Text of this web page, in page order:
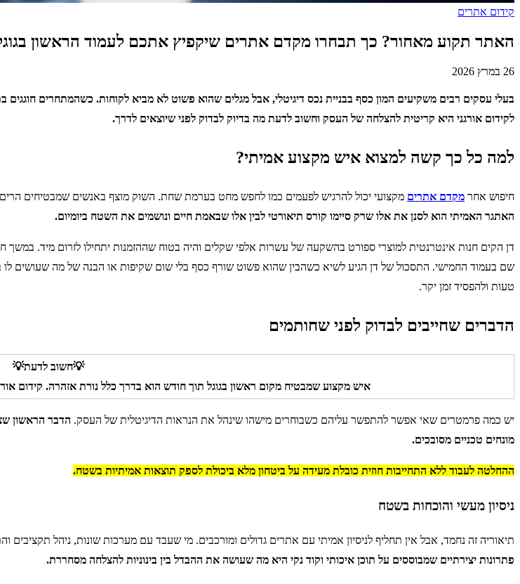
קידום אתרים
האתר תקוע מאחור? כך תבחרו מקדם אתרים שיקפיץ אתכם לעמוד הראשון
26 במרץ 2026
בעלי עסקים רבים משקיעים המון כסף בבניית נכס דיגיטלי, אבל מגלים שהוא פשוט לא מביא לקוחות. כשהמתחרים
לקידום אורגני היא קריטית להצלחה של העסק וחשוב לדעת מה בדיוק לבדוק לפני שיוצאים לדרך.
למה כל כך קשה למצוא איש מקצוע אמיתי?
חיפוש אחר מקדם אתרים מקצועי יכול להרגיש לפעמים כמו לחפש מחט בערמת שחת. השוק מוצף באנשים שמבטיחים
האתגר האמיתי הוא לסנן את אלו שרק סיימו קורס תיאורטי לבין אלו שבאמת חיים ונושמים את השטח ביומיום.
דן הקים חנות אינטרנטית למוצרי ספורט בהשקעה של עשרות אלפי שקלים והיה בטוח שההזמנות יתחילו לזרום מיד.
שם בעמוד החמישי. התסכול של דן הגיע לשיא כשהבין שהוא פשוט שורף כסף בלי שום שקיפות או הבנה של מה שעושים
טעות ולהפסיד זמן יקר.
הדברים שחייבים לבדוק לפני שחותמים
💡חשוב לדעת💡
איש מקצוע שמבטיח מקום ראשון בגוגל תוך חודש הוא בדרך כלל נורת אזהרה. קידום
יש כמה פרמטרים שאי אפשר להתפשר עליהם כשבוחרים מישהו שינהל את הנראות הדיגיטלית של העסק. הדבר הראשון
מונחים טכניים מסובכים.
ההחלטה לעבוד ללא התחייבות חוזית כובלת מעידה על ביטחון מלא ביכולת לספק תוצאות אמיתיות בשטח.
ניסיון מעשי והוכחות בשטח
תיאוריה זה נחמד, אבל אין תחליף לניסיון אמיתי עם אתרים גדולים ומורכבים. מי שעבד עם מערכות שונות, ניהל תקציבים
פתרונות יצירתיים שמבוססים על תוכן איכותי וקוד נקי היא מה שעושה את ההבדל בין בינוניות להצלחה מסחררת.